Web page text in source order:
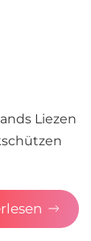
Liezen